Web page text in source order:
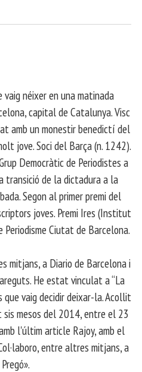
vaig néixer en una matinada
capital de Catalunya. Visc
amb un monestir benedictí del
jove. Soci del Barça (n. 1242).
Democràtic de Periodistes a
de la dictadura a la
Segon al primer premi del
joves. Premi Ires (Institut
Periodisme Ciutat de Barcelona.
mitjans, a Diario de Barcelona i
He estat vinculat a “La
vaig decidir deixar-la. Acollit
mesos del 2014, entre el 23
l'últim article Rajoy, amb el
entre altres mitjans, a